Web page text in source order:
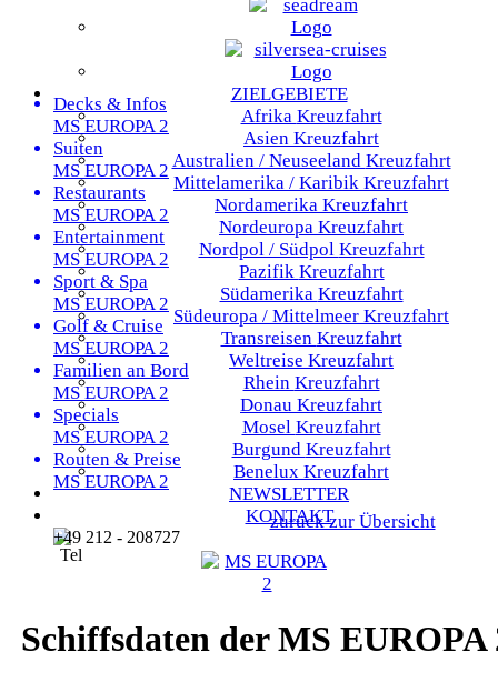
ZIELGEBIETE
Afrika Kreuzfahrt
Asien Kreuzfahrt
Australien / Neuseeland Kreuzfahrt
Mittelamerika / Karibik Kreuzfahrt
Nordamerika Kreuzfahrt
Nordeuropa Kreuzfahrt
Nordpol / Südpol Kreuzfahrt
Pazifik Kreuzfahrt
Südamerika Kreuzfahrt
Südeuropa / Mittelmeer Kreuzfahrt
Transreisen Kreuzfahrt
Weltreise Kreuzfahrt
Rhein Kreuzfahrt
Donau Kreuzfahrt
Mosel Kreuzfahrt
Burgund Kreuzfahrt
Benelux Kreuzfahrt
NEWSLETTER
KONTAKT
+49 212 - 208727
Decks & Infos
MS EUROPA 2
Suiten
MS EUROPA 2
Restaurants
MS EUROPA 2
Entertainment
MS EUROPA 2
Sport & Spa
MS EUROPA 2
Golf & Cruise
MS EUROPA 2
Familien an Bord
MS EUROPA 2
Specials
MS EUROPA 2
Routen & Preise
MS EUROPA 2
zurück zur Übersicht
Schiffsdaten der MS EUROPA